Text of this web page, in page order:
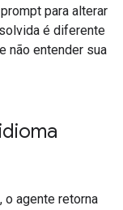
para alterar
é diferente
não entender sua
o agente retorna